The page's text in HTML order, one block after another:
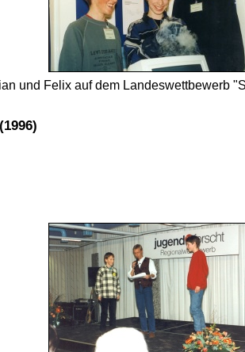
und Felix auf dem Landes­wett­bewerb
(1996)